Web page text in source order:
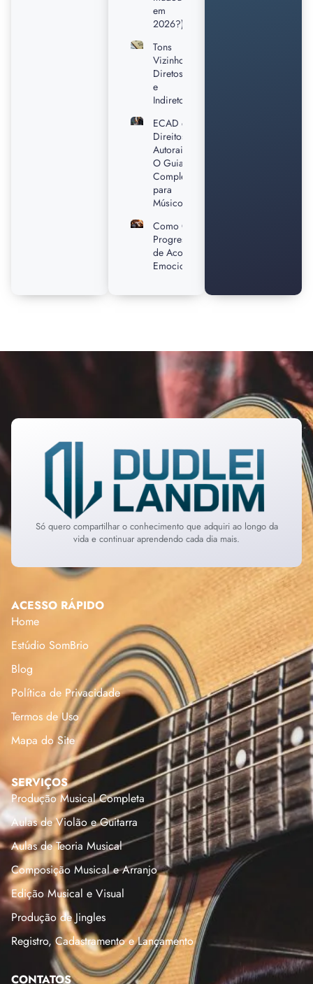
em
2026?)
Tons
Vizinhos
Diretos
e
Indiretos
ECAD e
Direitos
Autorais:
O Guia
Completo
para
Músicos
Como Criar
Progressões
de Acordes
Emocionantes
Só quero compartilhar o conhecimento que adquiri ao longo da
vida e continuar aprendendo cada dia mais.
ACESSO RÁPIDO
Home
Estúdio SomBrio
Blog
Política de Privacidade
Termos de Uso
Mapa do Site
SERVIÇOS
Produção Musical Completa
Aulas de Violão e Guitarra
Aulas de Teoria Musical
Composição Musical e Arranjo
Edição Musical e Visual
Produção de Jingles
Registro, Cadastramento e Lançamento
CONTATOS